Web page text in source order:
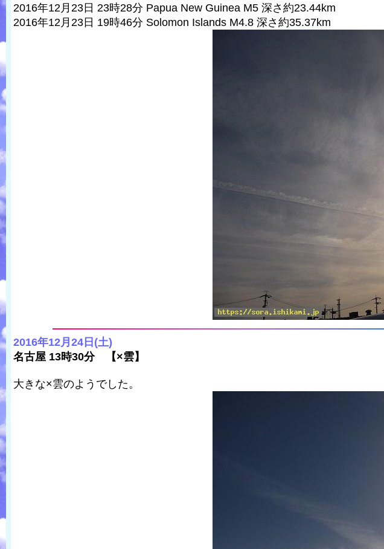
2016年12月23日 23時28分 Papua New Guinea M5 深さ約23.44km
2016年12月23日 19時46分 Solomon Islands M4.8 深さ約35.37km
2016年12月24日(土)
名古屋 13時30分 【×雲】
大きな×雲のようでした。